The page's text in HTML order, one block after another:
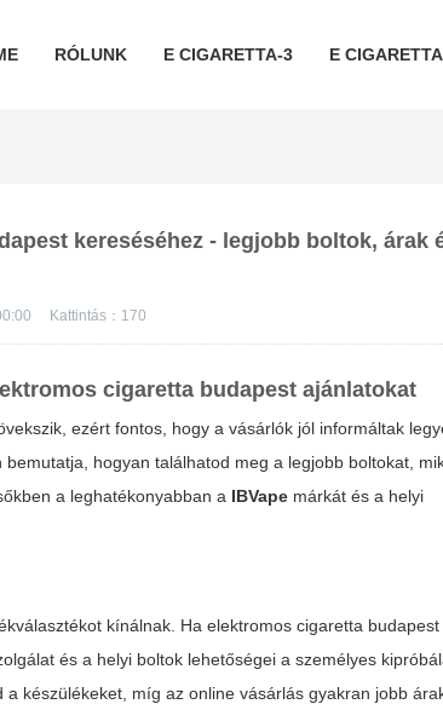
RÓLUNK E CIGARETTA-3 E
kereséséhez - legjobb boltok, árak
Kattintás： 170
cigaretta budapest ajánlatokat
ezért fontos, hogy a vásárlók jól informáltak
hogyan találhatod meg a legjobb boltokat,
a leghatékonyabban a IBVape márkát és a helyi
kínálnak. Haelektromos cigaretta budapest
és a helyi boltok lehetőségei a személyes
készülékeket, míg az online vásárlás gyakran jobb